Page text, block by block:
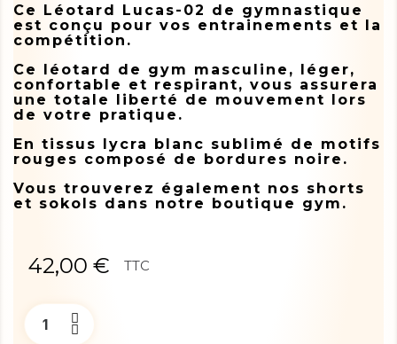
Ce Léotard Lucas-02 de gymnastique
est conçu pour vos entrainements et la
compétition.
Ce léotard de gym masculine, léger,
confortable et respirant, vous assurera
une totale liberté de mouvement lors
de votre pratique.
En tissus lycra blanc sublimé de motifs
rouges composé de bordures noire.
Vous trouverez également nos shorts
et sokols dans notre boutique gym.
42,00 € TTC